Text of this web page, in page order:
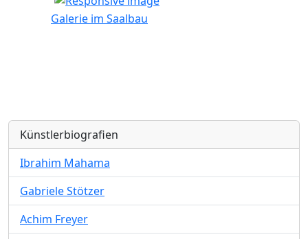
Galerie im Saalbau
Künstlerbiografien
Ibrahim Mahama
Gabriele Stötzer
Achim Freyer